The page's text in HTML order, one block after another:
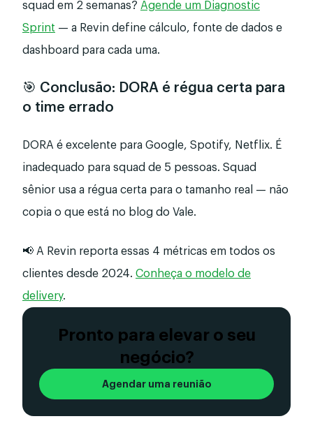
squad em 2 semanas? Agende um Diagnostic
Sprint — a Revin define cálculo, fonte de dados e
dashboard para cada uma.
🎯 Conclusão: DORA é régua certa para
o time errado
DORA é excelente para Google, Spotify, Netflix. É
inadequado para squad de 5 pessoas. Squad
sênior usa a régua certa para o tamanho real — não
copia o que está no blog do Vale.
📢 A Revin reporta essas 4 métricas em todos os
clientes desde 2024. Conheça o modelo de
delivery.
Pronto para elevar o seu
negócio?
Agendar uma reunião